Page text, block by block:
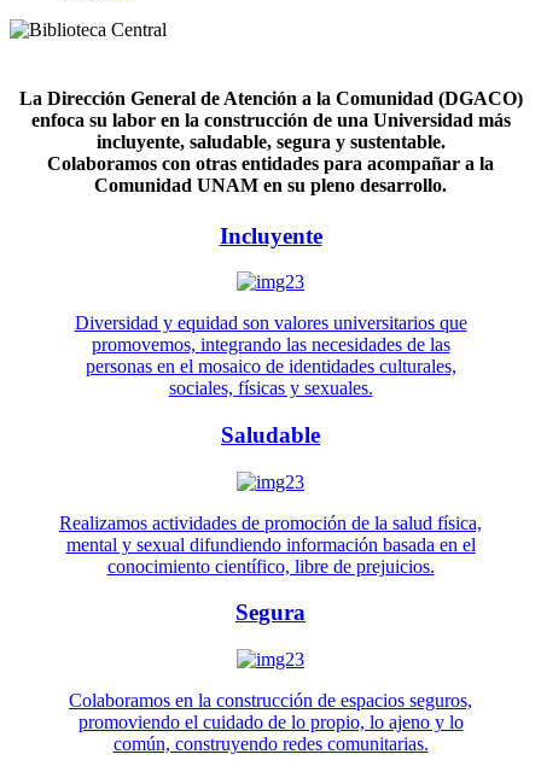
La Dirección General de Atención a la Comunidad (DGACO)
enfoca su labor en la construcción de una Universidad más
incluyente, saludable, segura y sustentable.
Colaboramos con otras entidades para acompañar a la
Comunidad UNAM en su pleno desarrollo.
Incluyente
Diversidad y equidad son valores universitarios que
promovemos, integrando las necesidades de las
personas en el mosaico de identidades culturales,
sociales, físicas y sexuales.
Saludable
Realizamos actividades de promoción de la salud física,
mental y sexual difundiendo información basada en el
conocimiento científico, libre de prejuicios.
Segura
Colaboramos en la construcción de espacios seguros,
promoviendo el cuidado de lo propio, lo ajeno y lo
común, construyendo redes comunitarias.